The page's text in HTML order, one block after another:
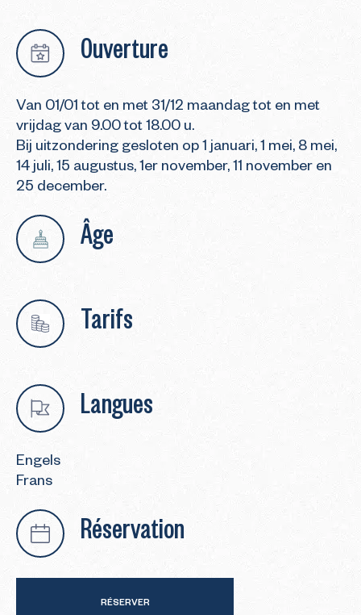
Ouverture
Van 01/01 tot en met 31/12 maandag tot en met
vrijdag van 9.00 tot 18.00 u.
Bij uitzondering gesloten op 1 januari, 1 mei, 8 mei,
14 juli, 15 augustus, 1er november, 11 november en
25 december.
Âge
Tarifs
Langues
Engels
Frans
Réservation
RÉSERVER